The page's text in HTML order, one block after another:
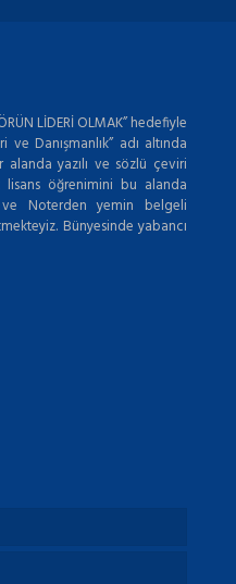
LİDERİ OLMAK” hedefiyle
Danışmanlık” adı altında
yazılı ve sözlü çeviri
öğrenimini bu alanda
ve Noterden yemin belgeli
Bünyesinde yabancı